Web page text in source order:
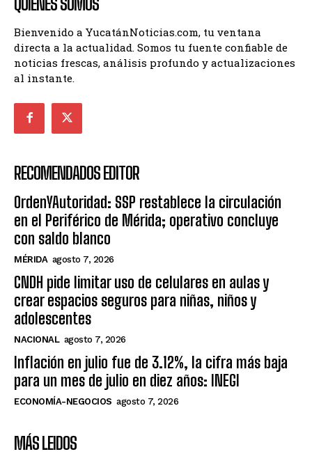
Bienvenido a YucatánNoticias.com, tu ventana
directa a la actualidad. Somos tu fuente confiable de
noticias frescas, análisis profundo y actualizaciones
al instante.
RECOMENDADOS EDITOR
OrdenYAutoridad: SSP restablece la circulación
en el Periférico de Mérida; operativo concluye
con saldo blanco
MÉRIDA agosto 7, 2026
CNDH pide limitar uso de celulares en aulas y
crear espacios seguros para niñas, niños y
adolescentes
NACIONAL agosto 7, 2026
Inflación en julio fue de 3.12%, la cifra más baja
para un mes de julio en diez años: INEGI
ECONOMÍA-NEGOCIOS agosto 7, 2026
MÁS LEIDOS